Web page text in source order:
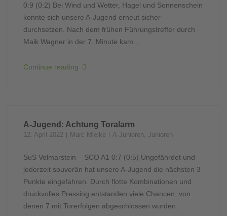
0:9 (0:2) Bei Wind und Wetter, Hagel und Sonnenschein
konnte sich unsere A-Jugend erneut sicher
durchsetzen. Nach dem frühen Führungstreffer durch
Maik Wagner in der 7. Minute kam...
Continue reading
A-Jugend: Achtung Toralarm
12. April 2022 Marc Mielke A-Junioren, Junioren
SuS Volmarstein – SCO A1 0:7 (0:5) Ungefährdet und
jederzeit souverän hat unsere A-Jugend die nächsten 3
Punkte eingefahren. Durch flotte Kombinationen und
druckvolles Pressing entstanden viele Chancen, von
denen 7 mit Torerfolgen abgeschlossen wurden.